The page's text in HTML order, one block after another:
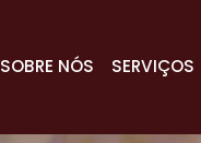
SOBRE NÓS SERVIÇOS